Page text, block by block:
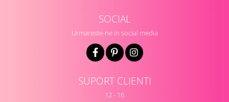
SOCIAL
Urmareste-ne in social media
SUPORT CLIENTI
12 - 16